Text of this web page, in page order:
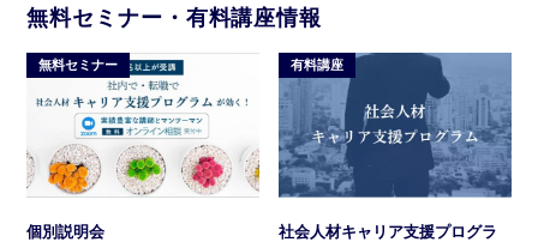
無料セミナー・有料講座情報
無料セミナー
個別説明会
有料講座
社会人材キャリア支援プログラ